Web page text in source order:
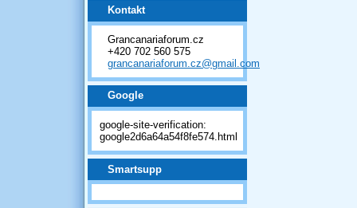
Kontakt
Grancanariaforum.cz
+420 702 560 575
grancanariaforum.cz@gmail.com
Google
google-site-verification:
google2d6a64a54f8fe574.html
Smartsupp